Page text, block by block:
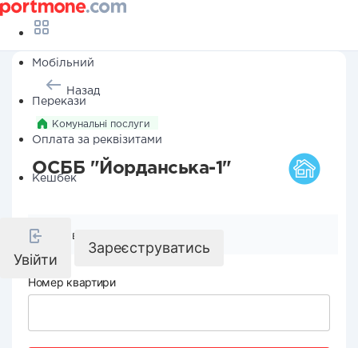
Мобільний
Перекази
Оплата за реквізитами
Кешбек
Увійти
Зареєструватись
Назад
Комунальні послуги
ОСББ "Йорданська-1"
Реквізити компанії
Номер квартири